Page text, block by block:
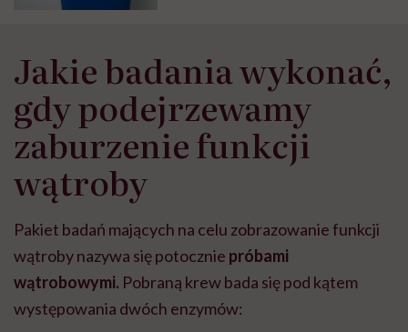
Jakie badania wykonać,
gdy podejrzewamy
zaburzenie funkcji
wątroby
Pakiet badań mających na celu zobrazowanie funkcji
wątroby nazywa się potocznie próbami
wątrobowymi. Pobraną krew bada się pod kątem
występowania dwóch enzymów: